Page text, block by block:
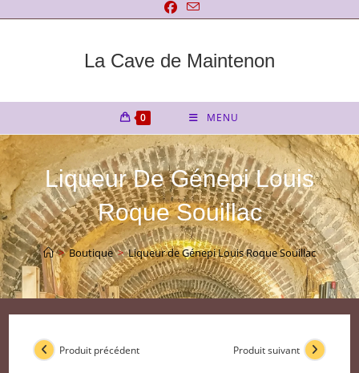
La Cave de Maintenon
0 MENU
Liqueur De Génepi Louis
Roque Souillac
> Boutique > Liqueur de Génepi Louis Roque Souillac
Produit précédent Produit suivant